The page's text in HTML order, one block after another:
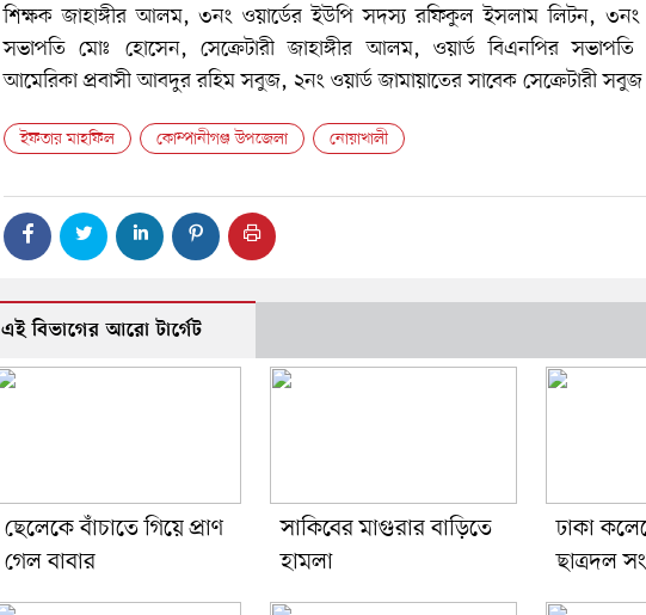
শিক্ষক জাহাঙ্গীর আলম, ৩নং ওয়ার্ডের ইউপি সদস্য রফিকুল ইসলাম লিটন, ৩নং
সভাপতি মোঃ হোসেন, সেক্রেটারী জাহাঙ্গীর আলম, ওয়ার্ড বিএনপির সভাপতি
আমেরিকা প্রবাসী আবদুর রহিম সবুজ, ২নং ওয়ার্ড জামায়াতের সাবেক সেক্রেটারী সবুজ
ইফতার মাহফিল কোম্পানীগঞ্জ উপজেলা নোয়াখালী
এই বিভাগের আরো টার্গেট
ছেলেকে বাঁচাতে গিয়ে প্রাণ
গেল বাবার
সাকিবের মাগুরার বাড়িতে
হামলা
ঢাকা
ছাত্রদল